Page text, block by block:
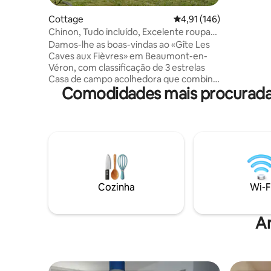
Cottage Classificação média de
4,91 (146)
Chinon, Tudo incluído, Excelente roupa
de cama, 3 espigas
Damos-lhe as boas-vindas ao «Gîte Les
Caves aux Fièvres» em Beaumont-en-
Véron, com classificação de 3 estrelas
Casa de campo acolhedora que combina
conforto e charme à moda antiga -
Jardim fechado - Roupa de cama
Reais, Rota dos Vinhos, Caverna, Loire de
e Bourgueil (a 5 min); Saumur e Center
Parcs Loudun (a 25 min); Tours (a 45 min).
Comodidades mais
Cozinha Wi-